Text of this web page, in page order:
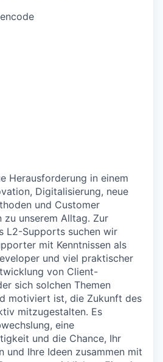
Herausforderung in einem
Digitalisierung, neue
und Customer
zu unserem Alltag. Zur
L2-Supports suchen wir
mit Kenntnissen als
und viel praktischer
von Client-
sich solchen Themen
motiviert ist, die Zukunft des
mitzugestalten. Es
eine
und die Chance, Ihr
und Ihre Ideen zusammen mit